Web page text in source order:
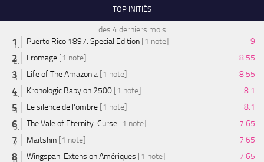
TOP INITIÉS
des 4 derniers mois
Puerto Rico 1897: Special Edition [1 note]
9
Fromage [1 note]
8.55
Life of The Amazonia [1 note]
8.55
Kronologic Babylon 2500 [1 note]
8.1
Le silence de l'ombre [1 note]
8.1
The Vale of Eternity: Curse [1 note]
7.65
Maitshin [1 note]
7.65
Wingspan: Extension Amériques [1 note]
7.65